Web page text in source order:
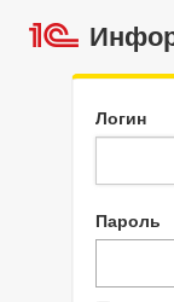
Логин
Пароль